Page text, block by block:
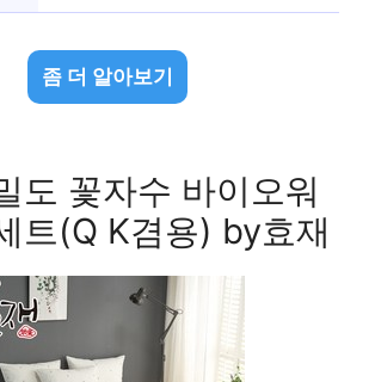
좀 더 알아보기
도 꽃자수 바이오워
트(Q K겸용) by효재